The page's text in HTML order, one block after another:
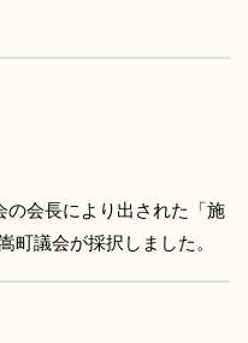
の会長により出された「施
町議会が採択しました。